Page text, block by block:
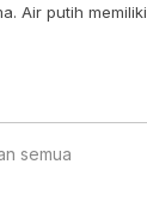
Air putih memiliki
semua